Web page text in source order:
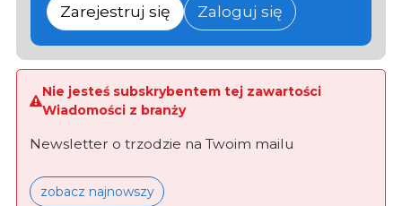
Zarejestruj się Zaloguj się
Nie jesteś subskrybentem tej zawartości
Wiadomości z branży
Newsletter o trzodzie na Twoim mailu
zobacz najnowszy